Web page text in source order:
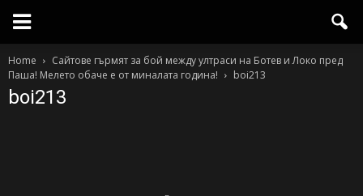
Home
Сайтове гърмят за бой между ултраси на Ботев и Локо пред
Паша! Мелето обаче е от миналата година!
boi213
boi213